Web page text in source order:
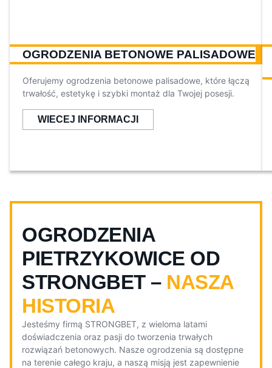
OGRODZENIA BETONOWE PALISADOWE
Oferujemy ogrodzenia betonowe palisadowe, które łączą
trwałość, estetykę i szybki montaż dla Twojej posesji.
WIECEJ INFORMACJI
OGRODZENIA
PIETRZYKOWICE OD
STRONGBET – NASZA
HISTORIA
Jesteśmy firmą STRONGBET, z wieloma latami
doświadczenia oraz pasji do tworzenia trwałych
rozwiązań betonowych. Nasze ogrodzenia są dostępne
na terenie całego kraju, a naszą misją jest zapewnienie